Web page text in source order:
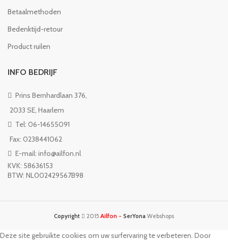
Betaalmethoden
Bedenktijd-retour
Product ruilen
INFO BEDRIJF
Prins Bernhardlaan 376,
2033 SE, Haarlem
Tel: 06-14655091
Fax: 0238441062
E-mail: info@ailfon.nl
KVK: 58636153
BTW: NL002429567B98
Copyright 2015 Ailfon - SerYona Webshops
Deze site gebruikte cookies om uw surfervaring te verbeteren. Door